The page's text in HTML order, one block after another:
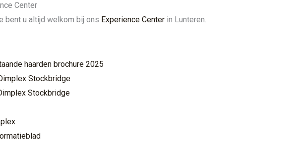
Center
bent u altijd welkom bij ons Experience Centerin Lunteren.
haarden brochure 2025
Stockbridge
Stockbridge